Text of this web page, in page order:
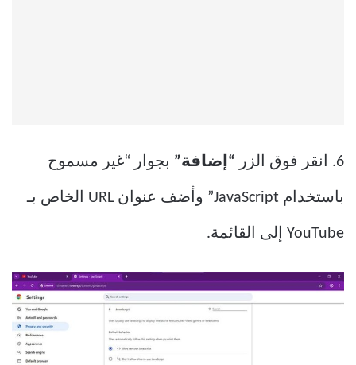
6. انقر فوق الزر “إضافة” بجوار “غير مسموح
باستخدام JavaScript” وأضف عنوان URL الخاص بـ
YouTube إلى القائمة.